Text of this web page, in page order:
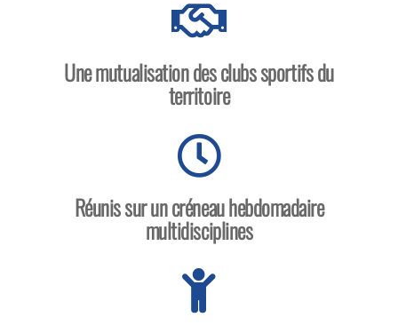
Une mutualisation des clubs sportifs du
territoire
Réunis sur un créneau hebdomadaire
multidisciplines